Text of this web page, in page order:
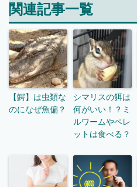
関連記事一覧
【鰐】は虫類な
のになぜ魚偏？
シマリスの餌は
何がいい！？ミ
ルワームやペレ
ットは食べる？